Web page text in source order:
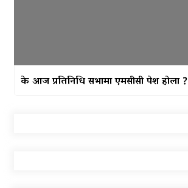
के आज प्रतिनिधि सभामा एमसीसी पेश होला ?